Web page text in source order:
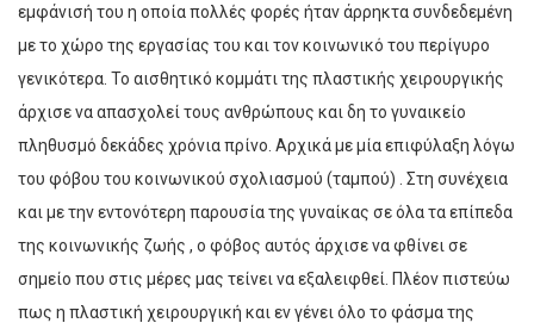
εμφάνισή του η οποία πολλές φορές ήταν άρρηκτα συνδεδεμένη
με το χώρο της εργασίας του και τον κοινωνικό του περίγυρο
γενικότερα. Το αισθητικό κομμάτι της πλαστικής χειρουργικής
άρχισε να απασχολεί τους ανθρώπους και δη το γυναικείο
πληθυσμό δεκάδες χρόνια πρίνο. Αρχικά με μία επιφύλαξη λόγω
του φόβου του κοινωνικού σχολιασμού (ταμπού) . Στη συνέχεια
και με την εντονότερη παρουσία της γυναίκας σε όλα τα επίπεδα
της κοινωνικής ζωής , ο φόβος αυτός άρχισε να φθίνει σε
σημείο που στις μέρες μας τείνει να εξαλειφθεί. Πλέον πιστεύω
πως η πλαστική χειρουργική και εν γένει όλο το φάσμα της